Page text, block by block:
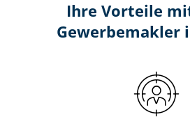
Ihre Vorteile
Gewerbemakler